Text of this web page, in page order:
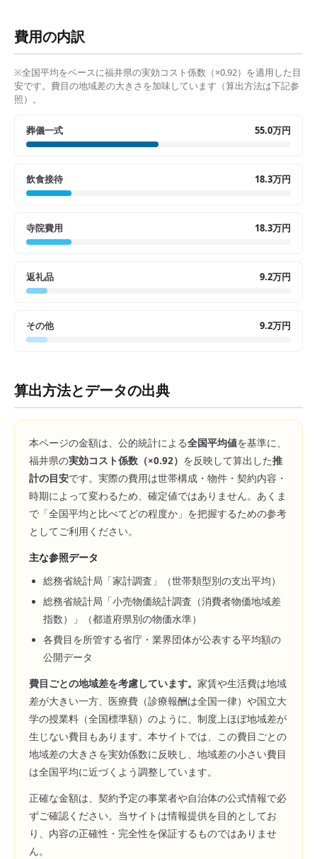
費用の内訳
※全国平均をベースに福井県の実効コスト係数（×0.92）を適用した目
安です。費目の地域差の大きさを加味しています（算出方法は下記参
照）。
葬儀一式 55.0万円
飲食接待 18.3万円
寺院費用 18.3万円
返礼品 9.2万円
その他 9.2万円
算出方法とデータの出典
本ページの金額は、公的統計による全国平均値を基準に、
福井県の実効コスト係数（×0.92） を反映して算出した推
計の目安です。実際の費用は世帯構成・物件・契約内容・
時期によって変わるため、確定値ではありません。あくま
で「全国平均と比べてどの程度か」を把握するための参考
としてご利用ください。
主な参照データ
総務省統計局「家計調査」（世帯類型別の支出平均）
総務省統計局「小売物価統計調査（消費者物価地域差
指数）」（都道府県別の物価水準）
各費目を所管する省庁・業界団体が公表する平均額の
公開データ
費目ごとの地域差を考慮しています。 家賃や生活費は地域
差が大きい一方、医療費（診療報酬は全国一律）や国立大
学の授業料（全国標準額）のように、制度上ほぼ地域差が
生じない費目もあります。本サイトでは、この費目ごとの
地域差の大きさを実効係数に反映し、地域差の小さい費目
は全国平均に近づくよう調整しています。
正確な金額は、契約予定の事業者や自治体の公式情報で必
ずご確認ください。当サイトは情報提供を目的としてお
り、内容の正確性・完全性を保証するものではありませ
ん。